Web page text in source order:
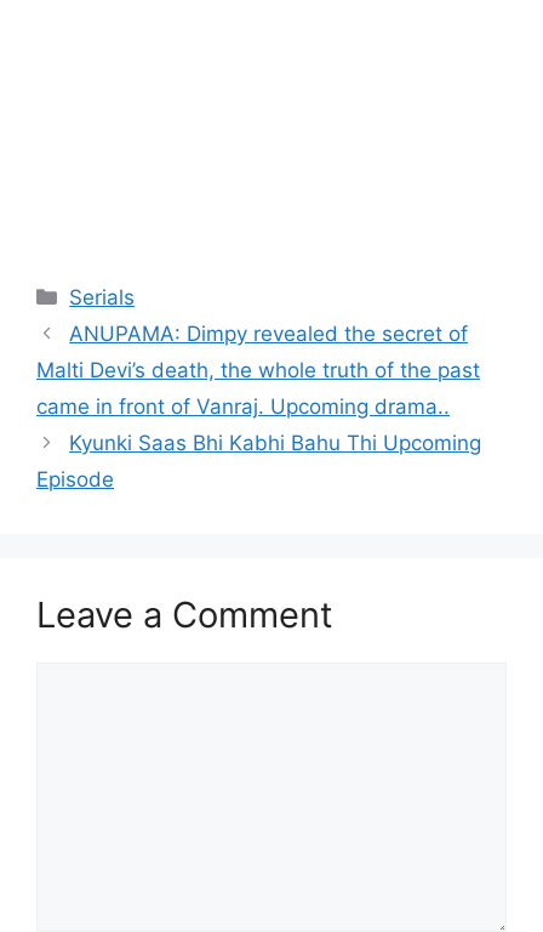
Categories
Serials
ANUPAMA: Dimpy revealed the secret of
Malti Devi’s death, the whole truth of the past
came in front of Vanraj. Upcoming drama..
Kyunki Saas Bhi Kabhi Bahu Thi Upcoming
Episode
Leave a Comment